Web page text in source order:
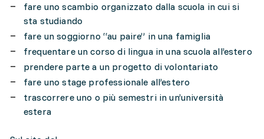
fare uno scambio organizzato dalla scuola in cui si
sta studiando
fare un soggiorno “au paire” in una famiglia
frequentare un corso di lingua in una scuola all’estero
prendere parte a un progetto di volontariato
fare uno stage professionale all’estero
trascorrere uno o più semestri in un’università
estera